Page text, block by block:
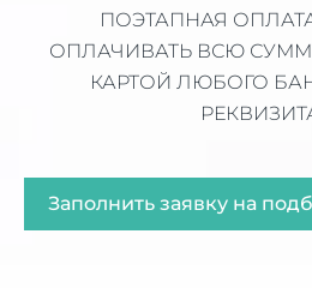
ПОЭТАПНАЯ
ОПЛАЧИВАТЬ ВСЮ
КАРТОЙ ЛЮБОГО
Заполнить заявку на